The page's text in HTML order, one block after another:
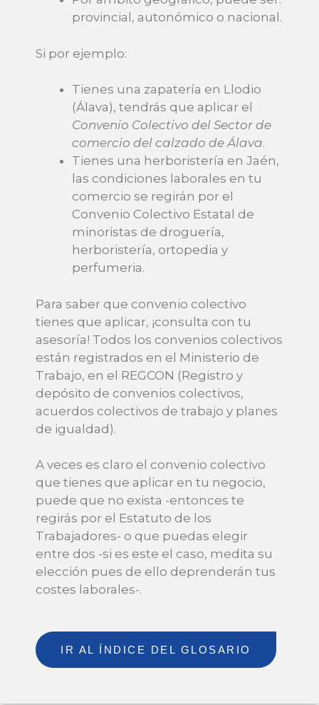
provincial, autonómico o nacional.
Si por ejemplo:
Tienes una zapatería en Llodio
(Álava), tendrás que aplicar el
Convenio Colectivo del Sector de
comercio del calzado de Álava.
Tienes una herboristería en Jaén,
las condiciones laborales en tu
comercio se regirán por el
Convenio Colectivo Estatal de
minoristas de droguería,
herboristería, ortopedia y
perfumeria.
Para saber que convenio colectivo
tienes que aplicar, ¡consulta con tu
asesoría! Todos los convenios colectivos
están registrados en el Ministerio de
Trabajo, en el REGCON (Registro y
depósito de convenios colectivos,
acuerdos colectivos de trabajo y planes
de igualdad).
A veces es claro el convenio colectivo
que tienes que aplicar en tu negocio,
puede que no exista -entonces te
regirás por el Estatuto de los
Trabajadores- o que puedas elegir
entre dos -si es este el caso, medita su
elección pues de ello deprenderán tus
costes laborales-.
IR AL ÍNDICE DEL GLOSARIO